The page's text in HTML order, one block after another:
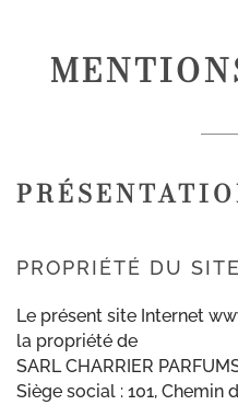
PROPRIÉTÉ DU SITE
Le présent site Internet
la propriété de
SARL CHARRIER
Siège social : 101, Chemin